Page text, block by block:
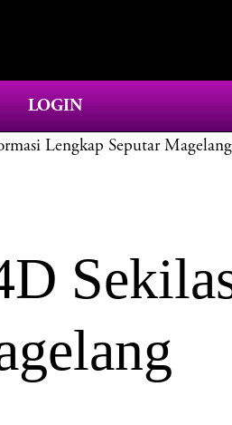
LOGIN
Lengkap Seputar Magelang